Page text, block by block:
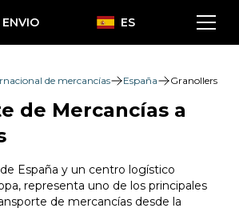
ENVIO ES
de mercancías España Granollers
de Mercancías a
España y un centro logístico
representa uno de los principales
de mercancías desde la